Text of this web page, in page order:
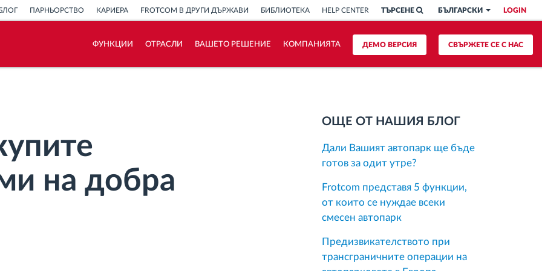
LOGIN
БЪЛГАРСКИ
ТЪРСЕНЕ
ПАРНЬОРСТВО КАРИЕРА FROTCOM В ДРУГИ ДЪРЖАВИ БИБЛИОТЕКА HELP CENTER
СВЪРЖЕТЕ СЕ С НАС
ДЕМО ВЕРСИЯ
ФУНКЦИИ ОТРАСЛИ ВАШЕТО РЕШЕНИЕ КОМПАНИЯТА
на добра
ОЩЕ ОТ НАШИЯ БЛОГ
Дали Вашият автопарк ще бъде
готов за одит утре?
Frotcom представя 5 функции,
от които се нуждае всеки
смесен автопарк
Предизвикателството при
трансграничните операции на